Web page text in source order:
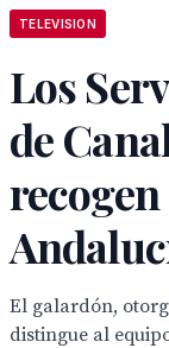
TELEVISION
Los
de
El galardón,
distingue al